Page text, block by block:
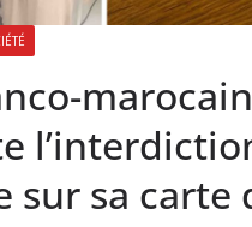
sur sa carte